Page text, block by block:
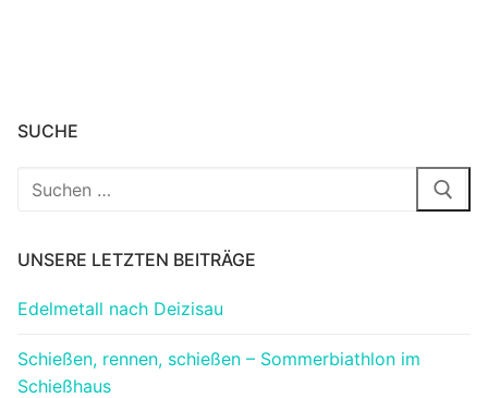
SUCHE
Suchen
UNSERE LETZTEN BEITRÄGE
Edelmetall nach Deizisau
Schießen, rennen, schießen – Sommerbiathlon im
Schießhaus